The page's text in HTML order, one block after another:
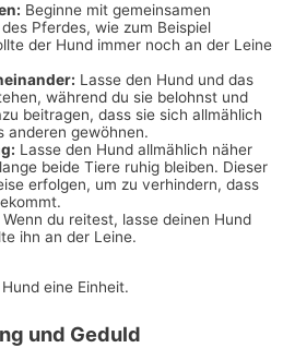
Beginne mit gemeinsamen
Pferdes, wie zum Beispiel
der Hund immer noch an der Leine
Lasse den Hund und das
während du sie belohnst und
beitragen, dass sie sich allmählich
anderen gewöhnen.
Lasse den Hund allmählich näher
beide Tiere ruhig bleiben. Dieser
erfolgen, um zu verhindern, dass
Wenn du reitest, lasse deinen Hund
ihn an der Leine.
eine Einheit.
und Geduld